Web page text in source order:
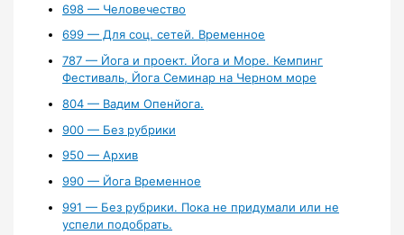
698 — Человечество
699 — Для соц. сетей. Временное
787 — Йога и проект. Йога и Море. Кемпинг
Фестиваль, Йога Семинар на Черном море
804 — Вадим Опенйога.
900 — Без рубрики
950 — Архив
990 — Йога Временное
991 — Без рубрики. Пока не придумали или не
успели подобрать.